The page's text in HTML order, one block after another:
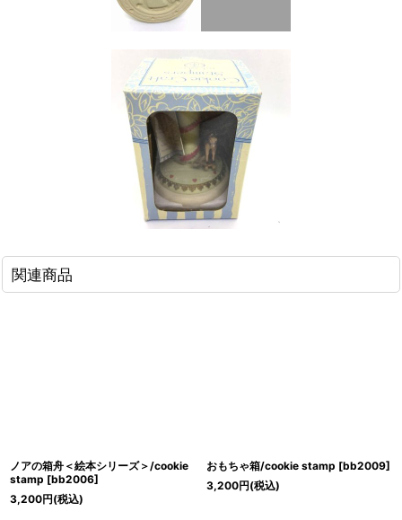
関連商品
ノアの箱舟＜絵本シリーズ＞/cookie
stamp [bb2006]
3,200円(税込)
おもちゃ箱/cookie stamp [bb2009]
3,200円(税込)